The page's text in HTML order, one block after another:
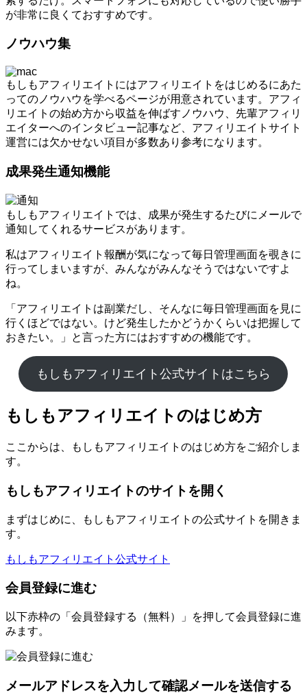
が非常に良くておすすめです。
ノウハウ集
もしもアフィリエイトにはアフィリエイトをはじめるにあた
ってのノウハウを学べるページが用意されています。アフィ
リエイトの始め方から収益を伸ばすノウハウ、先輩アフィリ
エイターへのインタビュー記事など、アフィリエイトサイト
運営には欠かせない項目が多数あり参考になります。
成果発生通知機能
もしもアフィリエイトでは、成果が発生するたびにメールで
通知してくれるサービスがあります。
私はアフィリエイト報酬が気になって毎日管理画面を覗きに
行ってしまいますが、みんながみんなそうではないですよ
ね。
「アフィリエイトは副業だし、そんなに毎日管理画面を見に
行くほどではない。けど発生したかどうかくらいは把握して
おきたい。」と言った方にはおすすめの機能です。
もしもアフィリエイト公式サイトはこちら
もしもアフィリエイトのはじめ方
ここからは、もしもアフィリエイトのはじめ方をご紹介しま
す。
もしもアフィリエイトのサイトを開く
まずはじめに、もしもアフィリエイトの公式サイトを開きま
す。
もしもアフィリエイト公式サイト
会員登録に進む
以下赤枠の「会員登録する（無料）」を押して会員登録に進
みます。
メールアドレスを入力して確認メールを送信する